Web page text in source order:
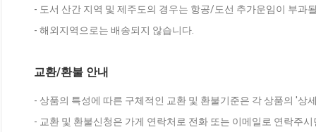
- 도서 산간 지역 및 제주도의 경우는 항공/도선 추가운임이 부과
- 해외지역으로는 배송되지 않습니다.
교환/환불 안내
- 상품의 특성에 따른 구체적인 교환 및 환불기준은 각 상품의 '상
- 교환 및 환불신청은 가게 연락처로 전화 또는 이메일로 연락주